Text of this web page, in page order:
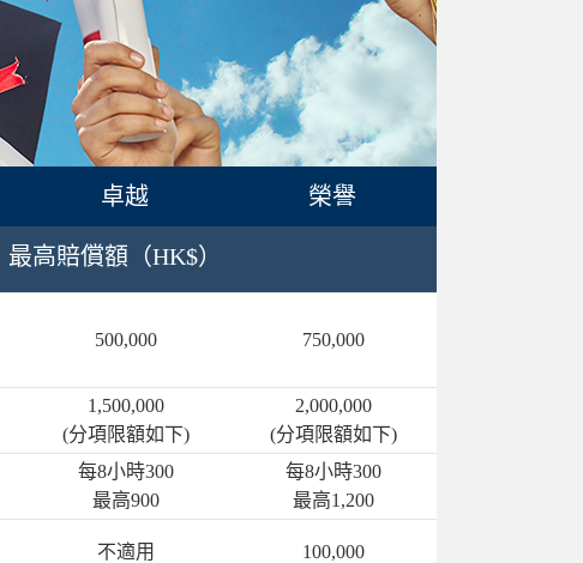
卓越 榮譽
最高賠償額（HK$）
500,000 750,000
1,500,000
(分項限額如下)
2,000,000
(分項限額如下)
每8小時300
最高900
每8小時300
最高1,200
不適用 100,000